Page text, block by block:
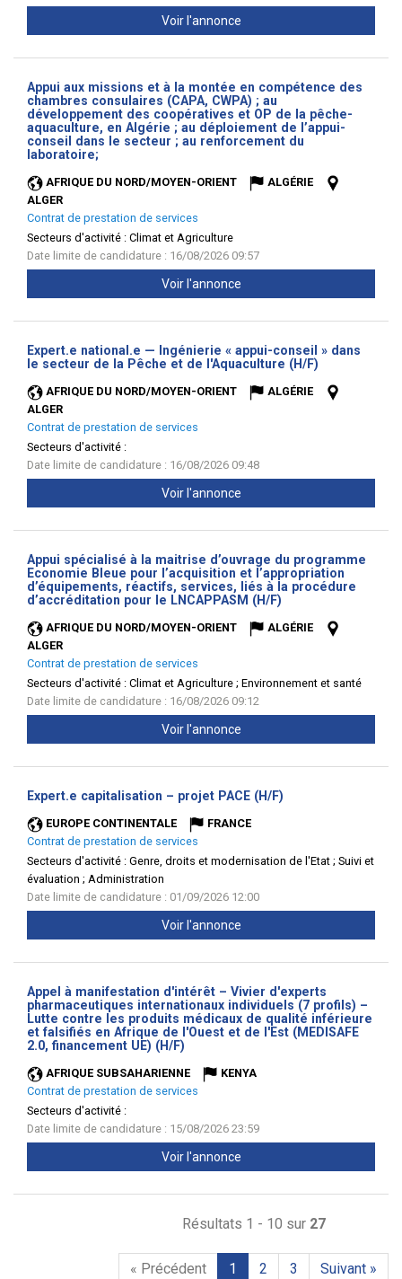
Voir l'annonce
Appui aux missions et à la montée en compétence des
chambres consulaires (CAPA, CWPA) ; au
développement des coopératives et OP de la pêche-
aquaculture, en Algérie ; au déploiement de l’appui-
conseil dans le secteur ; au renforcement du
laboratoire;
AFRIQUE DU NORD/MOYEN-ORIENT
ALGÉRIE
ALGER
Contrat de prestation de services
Secteurs d'activité : Climat et Agriculture
Date limite de candidature : 16/08/2026 09:57
Voir l'annonce
Expert.e national.e — Ingénierie « appui-conseil » dans
le secteur de la Pêche et de l'Aquaculture (H/F)
AFRIQUE DU NORD/MOYEN-ORIENT
ALGÉRIE
ALGER
Contrat de prestation de services
Secteurs d'activité :
Date limite de candidature : 16/08/2026 09:48
Voir l'annonce
Appui spécialisé à la maitrise d’ouvrage du programme
Economie Bleue pour l’acquisition et l’appropriation
d’équipements, réactifs, services, liés à la procédure
d’accréditation pour le LNCAPPASM (H/F)
AFRIQUE DU NORD/MOYEN-ORIENT
ALGÉRIE
ALGER
Contrat de prestation de services
Secteurs d'activité : Climat et Agriculture ; Environnement et santé
Date limite de candidature : 16/08/2026 09:12
Voir l'annonce
Expert.e capitalisation – projet PACE (H/F)
EUROPE CONTINENTALE
FRANCE
Contrat de prestation de services
Secteurs d'activité : Genre, droits et modernisation de l'Etat ; Suivi et
évaluation ; Administration
Date limite de candidature : 01/09/2026 12:00
Voir l'annonce
Appel à manifestation d'intérêt – Vivier d'experts
pharmaceutiques internationaux individuels (7 profils) –
Lutte contre les produits médicaux de qualité inférieure
et falsifiés en Afrique de l'Ouest et de l'Est (MEDISAFE
2.0, financement UE) (H/F)
AFRIQUE SUBSAHARIENNE
KENYA
Contrat de prestation de services
Secteurs d'activité :
Date limite de candidature : 15/08/2026 23:59
Voir l'annonce
Résultats 1 - 10 sur 27
« Précédent 1 2 3 Suivant »